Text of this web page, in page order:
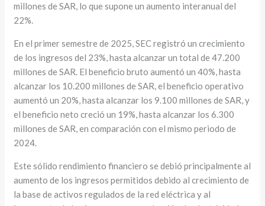
millones de SAR, lo que supone un aumento interanual del
22%.
En el primer semestre de 2025, SEC registró un crecimiento
de los ingresos del 23%, hasta alcanzar un total de 47.200
millones de SAR. El beneficio bruto aumentó un 40%, hasta
alcanzar los 10.200 millones de SAR, el beneficio operativo
aumentó un 20%, hasta alcanzar los 9.100 millones de SAR, y
el beneficio neto creció un 19%, hasta alcanzar los 6.300
millones de SAR, en comparación con el mismo periodo de
2024.
Este sólido rendimiento financiero se debió principalmente al
aumento de los ingresos permitidos debido al crecimiento de
la base de activos regulados de la red eléctrica y al